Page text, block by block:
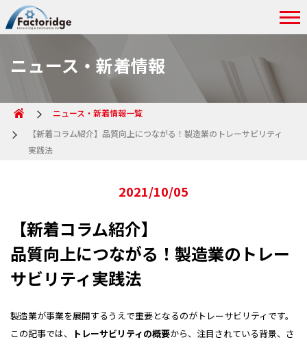
ニュース・新着情報
ニュース・新着情報一覧
【新着コラム紹介】品質向上につながる！製造業のトレーサビリティ
実践法
2021/10/05
【新着コラム紹介】
品質向上につながる！製造業のトレー
サビリティ実践法
製造業が事業を展開するうえで重要となるのがトレーサビリティです。
この記事では、 トレーサビリティの概要から、注目されている背景、さ